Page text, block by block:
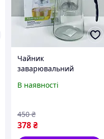
Чайник
заварювальний
колбою для
750 мл Olens 102-
138/750
В наявності
378₴
450 ₴